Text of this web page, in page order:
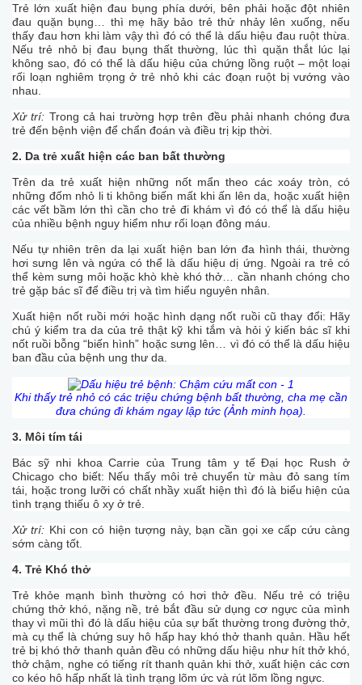
Trẻ lớn xuất hiện đau bụng phía dưới, bên phải hoặc đột nhiên
đau quặn bụng… thì mẹ hãy bảo trẻ thử nhảy lên xuống, nếu
thấy đau hơn khi làm vậy thì đó có thể là dấu hiệu đau ruột thừa.
Nếu trẻ nhỏ bị đau bụng thất thường, lúc thì quặn thắt lúc lại
không sao, đó có thể là dấu hiệu của chứng lồng ruột – một loại
rối loạn nghiêm trọng ở trẻ nhỏ khi các đoạn ruột bị vướng vào
nhau.
Xử trí: Trong cả hai trường hợp trên đều phải nhanh chóng đưa
trẻ đến bệnh viện để chẩn đoán và điều trị kịp thời.
2. Da trẻ xuất hiện các ban bất thường
Trên da trẻ xuất hiện những nốt mẩn theo các xoáy tròn, có
những đốm nhỏ li ti không biến mất khi ấn lên da, hoặc xuất hiện
các vết bầm lớn thì cần cho trẻ đi khám vì đó có thể là dấu hiệu
của nhiều bệnh nguy hiểm như rối loạn đông máu.
Nếu tự nhiên trên da lại xuất hiện ban lớn đa hình thái, thường
hơi sưng lên và ngứa có thể là dấu hiệu dị ứng. Ngoài ra trẻ có
thể kèm sưng môi hoặc khò khè khó thở… cần nhanh chóng cho
trẻ gặp bác sĩ để điều trị và tìm hiểu nguyên nhân.
Xuất hiện nốt ruồi mới hoặc hình dạng nốt ruồi cũ thay đổi: Hãy
chú ý kiểm tra da của trẻ thật kỹ khi tắm và hỏi ý kiến bác sĩ khi
nốt ruồi bỗng “biến hình” hoặc sưng lên… vì đó có thể là dấu hiệu
ban đầu của bệnh ung thư da.
Khi thấy trẻ nhỏ có các triệu chứng bệnh bất thường, cha mẹ cần
đưa chúng đi khám ngay lập tức (Ảnh minh họa).
3. Môi tím tái
Bác sỹ nhi khoa Carrie của Trung tâm y tế Đại học Rush ở
Chicago cho biết: Nếu thấy môi trẻ chuyển từ màu đỏ sang tím
tái, hoặc trong lưỡi có chất nhầy xuất hiện thì đó là biểu hiện của
tình trạng thiếu ô xy ở trẻ.
Xử trí: Khi con có hiện tượng này, bạn cần gọi xe cấp cứu càng
sớm càng tốt.
4. Trẻ Khó thở
Trẻ khỏe mạnh bình thường có hơi thở đều. Nếu trẻ có triệu
chứng thở khó, nặng nề, trẻ bắt đầu sử dụng cơ ngực của mình
thay vì mũi thì đó là dấu hiệu của sự bất thường trong đường thở,
mà cụ thể là chứng suy hô hấp hay khó thở thanh quản. Hầu hết
trẻ bị khó thở thanh quản đều có những dấu hiệu như hít thở khó,
thở chậm, nghe có tiếng rít thanh quản khi thở, xuất hiện các cơn
co kéo hô hấp nhất là tình trạng lõm ức và rút lõm lồng ngực.